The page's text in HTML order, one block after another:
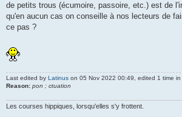
de petits trous (écumoire, passoire, etc.) est de
qu'en aucun cas on conseille à nos lecteurs de
ce pas ?
Last edited by Latinus on 05 Nov 2022 00:49, edited 1 time in
Reason: pon ; ctuation
Les courses hippiques, lorsqu'elles s'y frottent.